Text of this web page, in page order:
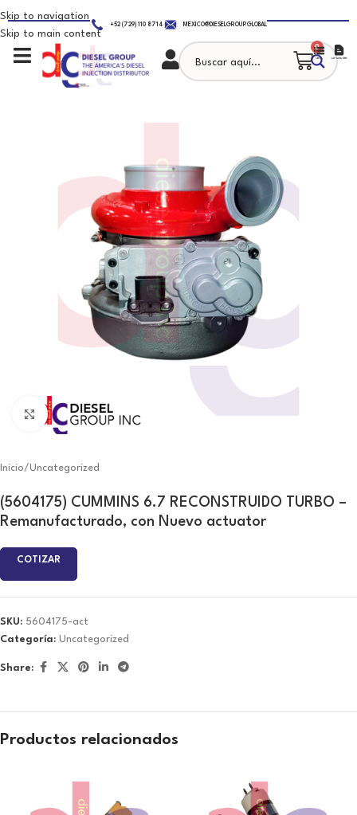
Skip to navigation
Skip to main content
+52 (729) 110 8714 MEXICO@DIESELGROUP.GLOBAL
0
Click to enlarge
Inicio/Uncategorized
(5604175) CUMMINS 6.7 RECONSTRUIDO TURBO –
Remanufacturado, con Nuevo actuator
COTIZAR
SKU: 5604175-act
Categoría: Uncategorized
Share:
Productos relacionados